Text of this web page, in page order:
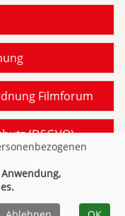
Filmforum
(DSGVO)
BITV NRW